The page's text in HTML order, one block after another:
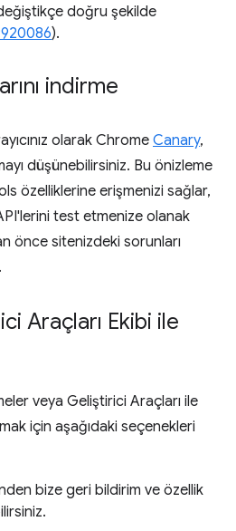
doğru şekilde
).
indirme
olarak Chrome Canary,
düşünebilirsiniz. Bu önizleme
özelliklerine erişmenizi sağlar,
test etmenize olanak
önce sitenizdeki sorunları
Araçları Ekibi ile
veya Geliştirici Araçları ile
için aşağıdaki seçenekleri
bize geri bildirim ve özellik